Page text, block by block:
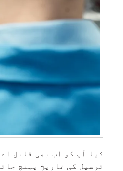
کیا آپ کو اب بھی قابل
ترسیل کی تاریخ پہنچ